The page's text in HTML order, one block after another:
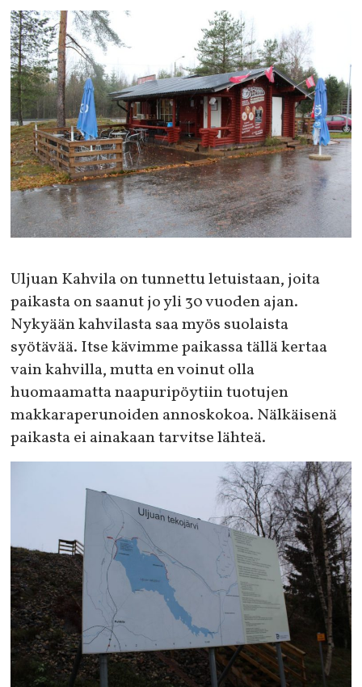
Uljuan Kahvila on tunnettu letuistaan, joita
paikasta on saanut jo yli 30 vuoden ajan.
Nykyään kahvilasta saa myös suolaista
syötävää. Itse kävimme paikassa tällä kertaa
vain kahvilla, mutta en voinut olla
huomaamatta naapuripöytiin tuotujen
makkaraperunoiden annoskokoa. Nälkäisenä
paikasta ei ainakaan tarvitse lähteä.